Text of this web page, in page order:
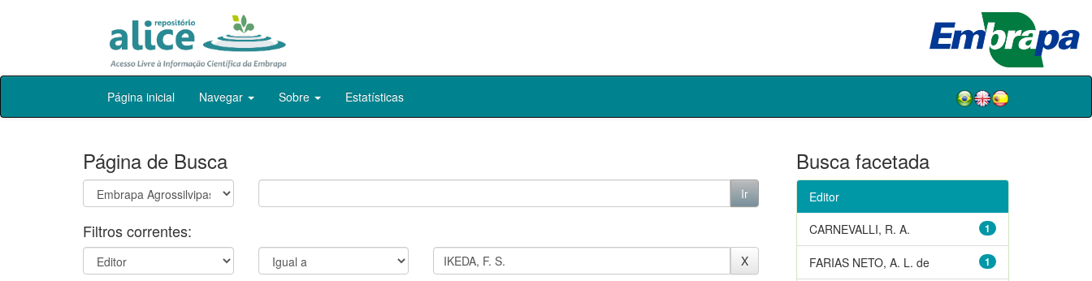
Skip
Página inicial Navegar Sobre Estatísticas
Página de Busca
Filtros correntes:
Busca facetada
Editor
1
CARNEVALLI, R. A.
1
FARIAS NETO, A. L. de